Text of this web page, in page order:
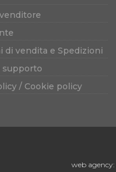
di vendita e Spedizioni
supporto
/ Cookie policy
web agency: